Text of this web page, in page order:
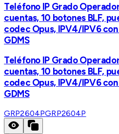
Teléfono IP Grado
cuentas, 10 botones BLF,
codec Opus, IPV4/IPV6
GDMS
Teléfono IP Grado
cuentas, 10 botones BLF,
codec Opus, IPV4/IPV6
GDMS
GRP2604PGRP2604P